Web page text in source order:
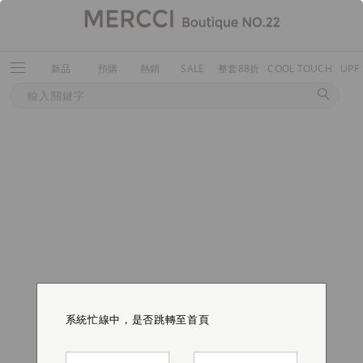
新品 預購 熱銷 SALE 整套88折 COOL TOUCH
系統忙線中，是否跳轉至首頁
系統忙線中，是否跳轉至首頁
系統忙線中，是否跳轉至首頁
系統忙線中，是否跳轉至首頁
系統忙線中，是否跳轉至首頁